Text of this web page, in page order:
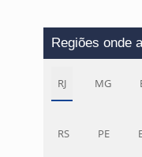
Regiões onde
RJ MG
RS PE